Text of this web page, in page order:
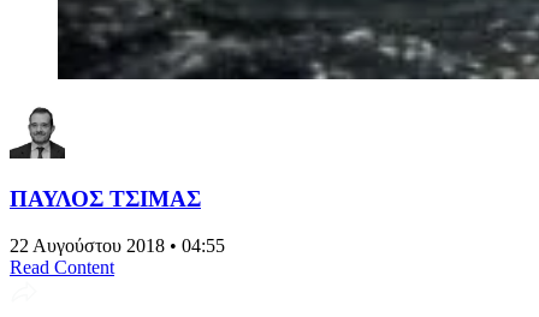
ΠΑΥΛΟΣ ΤΣΙΜΑΣ
22 Αυγούστου 2018 • 04:55
Read Content